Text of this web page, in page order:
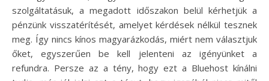
szolgáltatásuk, a megadott időszakon belül kérhetjük a
pénzünk visszatérítését, amelyet kérdések nélkül tesznek
meg. Így nincs kínos magyarázkodás, miért nem választjuk
őket, egyszerűen be kell jelenteni az igényünket a
refundra. Persze az a tény, hogy ezt a Bluehost kínálni